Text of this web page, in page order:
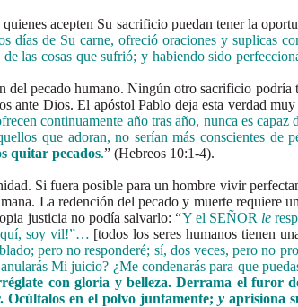
acepten Su sacrificio puedan tener la
días de Su carne, ofreció oraciones y suplicas
de las cosas que sufrió; y habiendo sido
pecado humano. Ningún otro sacrificio podría
ante Dios. El apóstol Pablo deja esta verdad
continuamente año tras año, nunca es capaz
que adoran, no serían más conscientes de
quitar pecados.” (Hebreos 10:1-4).
Si fuera posible para un hombre vivir
La redención del pecado y muerte requiere
justicia no podía salvarlo: “Y el SEÑOR le
soy vil!”… [todos los seres humanos tienen
pero no responderé; sí, dos veces, pero no
Mi juicio? ¿Me condenarás para que
con gloria y belleza. Derrama el furor
en el polvo juntamente;y aprisiona